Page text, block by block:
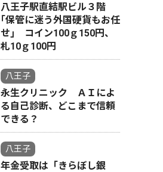
八王子駅直結駅ビル３階
｢保管に迷う外国硬貨もお任
せ｣ コイン100ｇ150円、
札10ｇ100円
八王子
永生クリニック ＡＩによ
る自己診断、どこまで信頼
できる？
八王子
年金受取は「きらぼし銀